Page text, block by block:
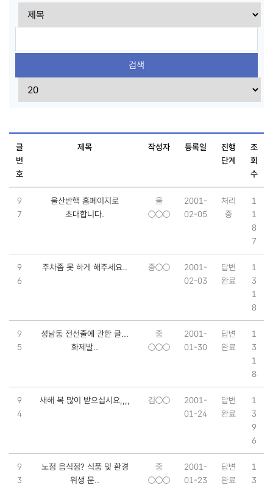
글
번
호
제목 작성자 등록일
진행
단계
조
회
수
9
7
울산반핵 홈페이지로
초대합니다.
울
○○○
2001-
02-05
처리
중
1
1
8
7
9
6
주차좀 못 하게 해주세요.. 중○○
2001-
02-03
답변
완료
1
3
1
8
9
5
성남동 전선줄에 관한 글...
화제발..
중
○○○
2001-
01-30
답변
완료
1
3
1
8
9
4
새해 복 많이 받으십시요,,,, 김○○
2001-
01-24
답변
완료
1
3
9
6
9
3
노점 음식점? 식품 및 환경
위생 문..
중
○○○
2001-
01-23
답변
완료
1
3